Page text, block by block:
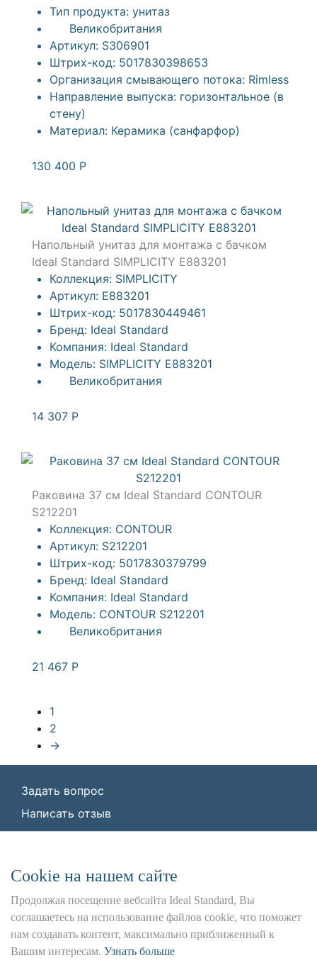
Тип продукта: унитаз
Великобритания
Артикул: S306901
Штрих-код: 5017830398653
Организация смывающего потока: Rimless
Направление выпуска: горизонтальное (в
стену)
Материал: Керамика (санфарфор)
130 400 Р
Напольный унитаз для монтажа с бачком
Ideal Standard SIMPLICITY E883201
Коллекция: SIMPLICITY
Артикул: E883201
Штрих-код: 5017830449461
Бренд: Ideal Standard
Компания: Ideal Standard
Модель: SIMPLICITY E883201
Великобритания
14 307 Р
Раковина 37 см Ideal Standard CONTOUR
S212201
Коллекция: CONTOUR
Артикул: S212201
Штрих-код: 5017830379799
Бренд: Ideal Standard
Компания: Ideal Standard
Модель: CONTOUR S212201
Великобритания
21 467 Р
1
2
→
Задать вопрос
Написать отзыв
7736342535, КПП: 772501001, ОГРН:
1227700443266,
Юр. адрес: 115162, г. Москва, Шаболовка ул.,
д. 31 Б
Использование данного сайта является предметом
Сookie на нашем сайте
Продолжая посещение вебсайта Ideal Standard, Вы
соглашаетесь на использование файлов cookie, что поможет
нам создавать контент, максимально приближенный к
Вашим интересам. Узнать больше